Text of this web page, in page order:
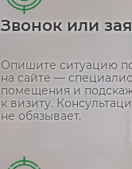
Звонок или
Опишите ситуацию
на сайте —
помещения и
к визиту.
не обязывает.